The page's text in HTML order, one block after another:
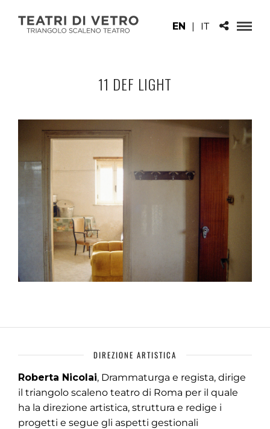
EN | IT
11 DEF LIGHT
DIREZIONE ARTISTICA
Roberta Nicolai, Drammaturga e regista, dirige
il triangolo scaleno teatro di Roma per il quale
ha la direzione artistica, struttura e redige i
progetti e segue gli aspetti gestionali